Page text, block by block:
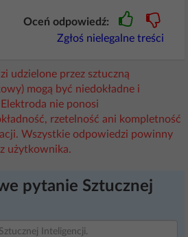
Oceń odpowiedź:
Zgłoś nielegalne treści
udzielone przez sztuczną
mogą być niedokładne i
nie ponosi
rzetelność ani kompletność
Wszystkie odpowiedzi powinny
użytkownika.
pytanie Sztucznej